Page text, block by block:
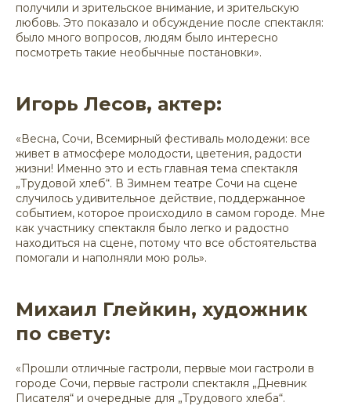
получили и зрительское внимание, и зрительскую
любовь. Это показало и обсуждение после спектакля:
было много вопросов, людям было интересно
посмотреть такие необычные постановки».
Игорь Лесов, актер:
«Весна, Сочи, Всемирный фестиваль молодежи: все
живет в атмосфере молодости, цветения, радости
жизни! Именно это и есть главная тема спектакля
„Трудовой хлеб“. В Зимнем театре Сочи на сцене
случилось удивительное действие, поддержанное
событием, которое происходило в самом городе. Мне
как участнику спектакля было легко и радостно
находиться на сцене, потому что все обстоятельства
помогали и наполняли мою роль».
Михаил Глейкин, художник
по свету:
«Прошли отличные гастроли, первые мои гастроли в
городе Сочи, первые гастроли спектакля „Дневник
Писателя“ и очередные для „Трудового хлеба“.